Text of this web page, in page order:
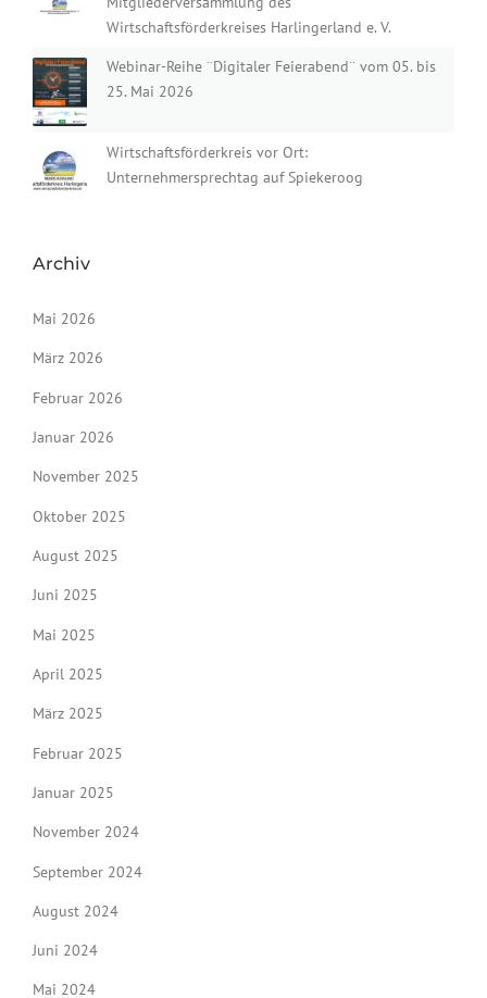
Wirtschaftsförderkreises Harlingerland e. V.
Webinar-Reihe ¨Digitaler Feierabend¨ vom 05. bis
25. Mai 2026
Wirtschaftsförderkreis vor Ort:
Unternehmersprechtag auf Spiekeroog
Archiv
Mai 2026
März 2026
Februar 2026
Januar 2026
November 2025
Oktober 2025
August 2025
Juni 2025
Mai 2025
April 2025
März 2025
Februar 2025
Januar 2025
November 2024
September 2024
August 2024
Juni 2024
Mai 2024